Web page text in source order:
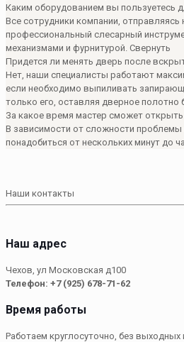
Каким оборудованием вы пользуетесь
Все сотрудники компании, отправляясь
профессиональный слесарный
механизмами и фурнитурой. Свернуть
Придется ли менять дверь после
Нет, наши специалисты работают
если необходимо выпиливать
только его, оставляя дверное полотно
За какое время мастер сможет
В зависимости от сложности проблемы
понадобиться от нескольких минут до
Наши контакты
Наш адрес
Чехов, ул Московская д100
Телефон: +7 (925) 678-71-62
Время работы
Работаем круглосуточно, без